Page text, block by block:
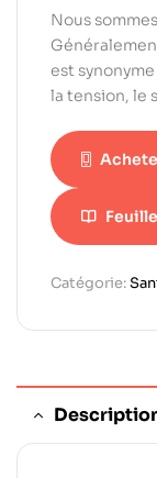
Nous
est
la tension, le
Catégorie: